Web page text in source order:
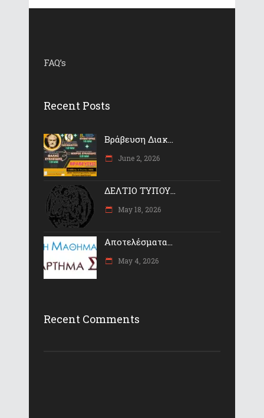
FAQ’s
Recent Posts
Βράβευση Διακ...
June 2, 2026
ΔΕΛΤΙΟ ΤΥΠΟΥ...
May 18, 2026
Αποτελέσματα...
May 4, 2026
Recent Comments